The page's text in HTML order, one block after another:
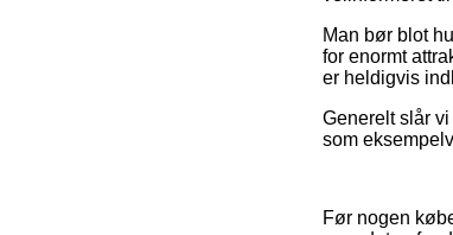
Man bør blot
for enormt
er heldigvis
Generelt slår
som
Før nogen